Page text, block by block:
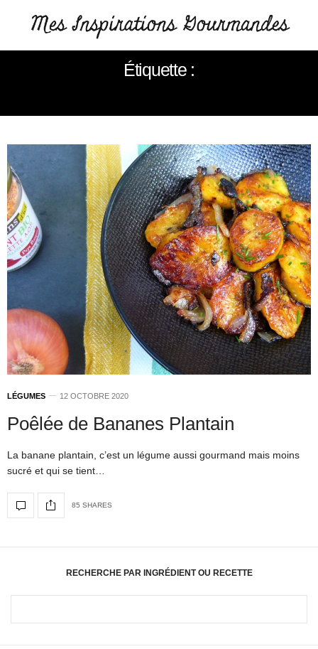
Étiquette :
LÉGUMES 12 OCTOBRE 2020
Poêlée de Bananes Plantain
La banane plantain, c’est un légume aussi gourmand mais moins
sucré et qui se tient…
85 SHARES
RECHERCHE PAR INGRÉDIENT OU RECETTE